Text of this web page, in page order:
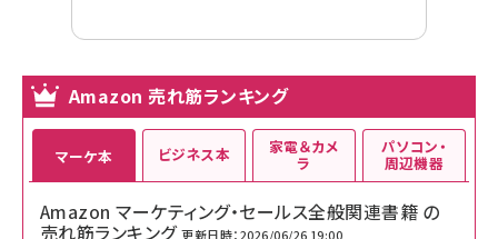
Amazon 売れ筋ランキング
マーケ本
Amazon マーケティング・セールス全般関連書籍 の
売れ筋ランキング 更新日時：2026/06/26 19:00
ビジネス本 家電＆カメ
ラ
パソコン・
周辺機器